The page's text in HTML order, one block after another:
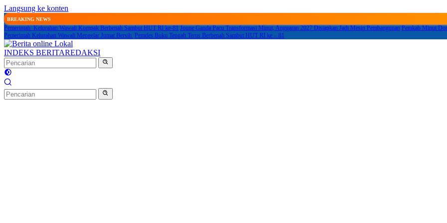
Langsung ke konten
BREAKING NEWS
Pemerintah Kelurahan Wawali Kompak Berbenah Sambut HUT RI ke-81 Joune Ganda Pacu Transformasi Minut, Anggaran 2027 Disiapkan Jadi Mesin Pembangunan Pemkab Minut
Pemerintah Kelurahan Wawali Mengelar Jumat Bersih
Pemdes Buku Tengah Terus Berbenah Sambut HUT RI ke – 81
INDEKS BERITAREDAKSI